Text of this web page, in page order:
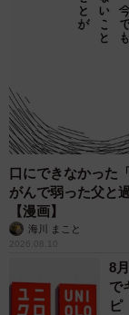
口にできなかっ
がんで弱った父と
【漫画】
海川 まこと
2026.08.10
8
で
ピ